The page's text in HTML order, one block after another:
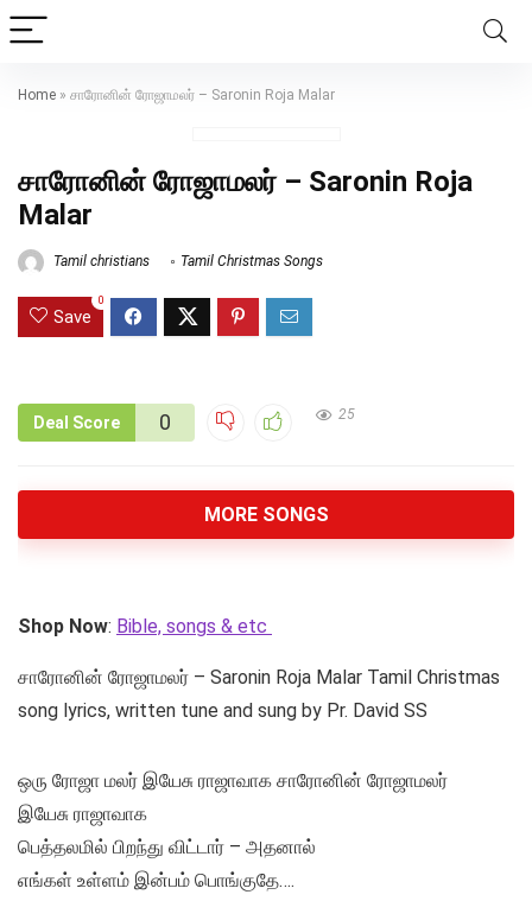
Home » சாரோனின் ரோஜாமலர் – Saronin Roja Malar
சாரோனின் ரோஜாமலர் – Saronin Roja
Malar
Tamil christians Tamil Christmas Songs
Save
0
Deal Score 0 25
MORE SONGS
Shop Now: Bible, songs & etc
சாரோனின் ரோஜாமலர் – Saronin Roja Malar Tamil Christmas
song lyrics, written tune and sung by Pr. David SS
ஒரு ரோஜா மலர் இயேசு ராஜாவாக சாரோனின் ரோஜாமலர்
இயேசு ராஜாவாக
பெத்தலமில் பிறந்து விட்டார் – அதனால்
எங்கள் உள்ளம் இன்பம் பொங்குதே….